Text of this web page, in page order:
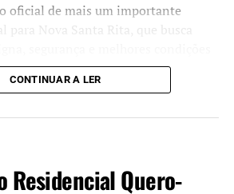
de BPC por integrante do
Boletim de ocorrência, nas
na Lei Maria da Penha(Caso tenha
oficial de mais um importante
para Nova Santa Rita, que busca
que sofreram com os impactos dos
nos últimos anos
especificamente a famílias
que residem em áreas
de Inundação elaborado pelo
Brasil (SGB) e pela Cartografia de
CONTINUAR A LER
Residencial Quero-